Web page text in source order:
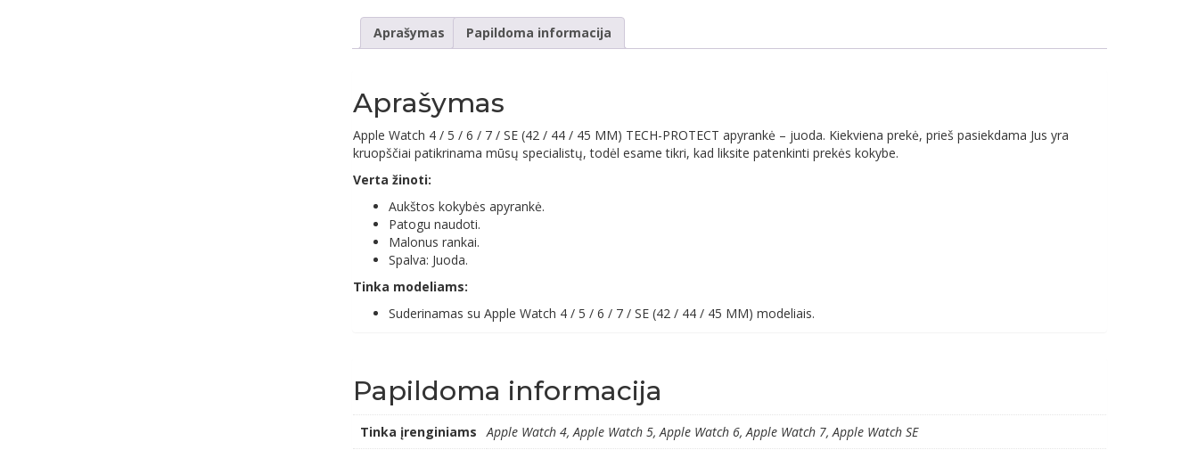
Aprašymas Papildoma informacija
Aprašymas
Apple Watch 4 / 5 / 6 / 7 / SE (42 / 44 / 45 MM) TECH-PROTECT apyrankė – juoda. Kiekviena prekė, prieš pasiekdama Jus yra
kruopščiai patikrinama mūsų specialistų, todėl esame tikri, kad liksite patenkinti prekės kokybe.
Verta žinoti:
Aukštos kokybės apyrankė.
Patogu naudoti.
Malonus rankai.
Spalva: Juoda.
Tinka modeliams:
Suderinamas su Apple Watch 4 / 5 / 6 / 7 / SE (42 / 44 / 45 MM) modeliais.
Papildoma informacija
Tinka įrenginiams Apple Watch 4, Apple Watch 5, Apple Watch 6, Apple Watch 7, Apple Watch SE